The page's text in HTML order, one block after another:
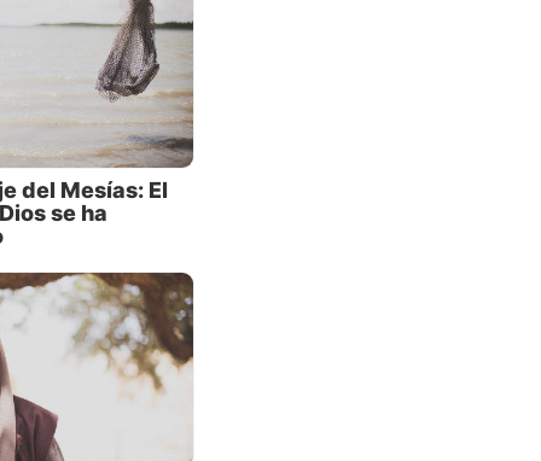
a
y
del Mesías: El
se ha